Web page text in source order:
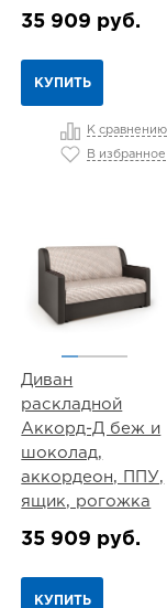
35 909 руб.
КУПИТЬ
К сравнению
В избранное
Диван
раскладной
Аккорд-Д беж и
шоколад,
аккордеон, ППУ,
ящик, рогожка
35 909 руб.
КУПИТЬ